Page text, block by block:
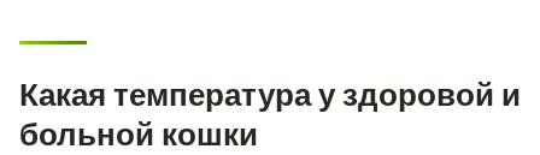
Какая температура у здоровой и
больной кошки